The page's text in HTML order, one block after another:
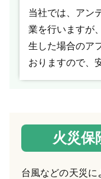
当社では、アン
業を行いますが
生した場合のア
おりますので、
火災保
台風などの天災に